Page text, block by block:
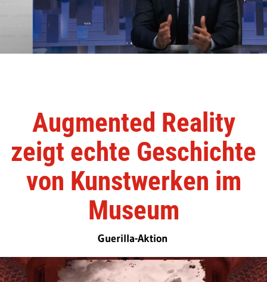
Augmented Reality
zeigt echte Geschichte
von Kunstwerken im
Museum
Guerilla-Aktion